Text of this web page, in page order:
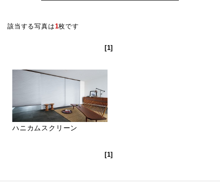
該当する写真は1枚です
[1]
ハニカムスクリーン
[1]